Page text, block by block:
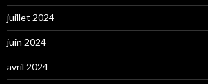
juillet 2024
juin 2024
avril 2024